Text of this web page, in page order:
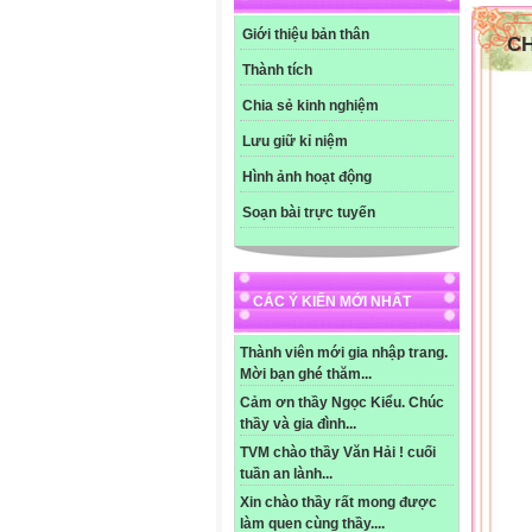
Giới thiệu bản thân
Thành tích
Chia sẻ kinh nghiệm
Lưu giữ kỉ niệm
Hình ảnh hoạt động
Soạn bài trực tuyến
CÁC Ý KIẾN MỚI NHẤT
Thành viên mới gia nhập trang.
Mời bạn ghé thăm...
Cảm ơn thầy Ngọc Kiểu. Chúc
thầy và gia đình...
TVM chào thầy Văn Hải ! cuối
tuần an lành...
Xin chào thầy rất mong được
làm quen cùng thầy....
-
-
-
*
-
-
-
-
*
-